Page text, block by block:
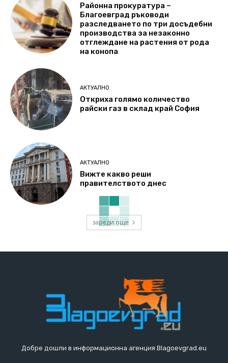
Районна прокуратура –
Благоевград ръководи
разследването по три досъдебни
производства за незаконно
отглеждане на растения от рода
на конопа
АКТУАЛНО
Откриха голямо количество
райски газ в склад край София
АКТУАЛНО
Вижте какво реши
правителството днес
зареди още
Добре дошли в информационна агенция Blagoevgrad.eu